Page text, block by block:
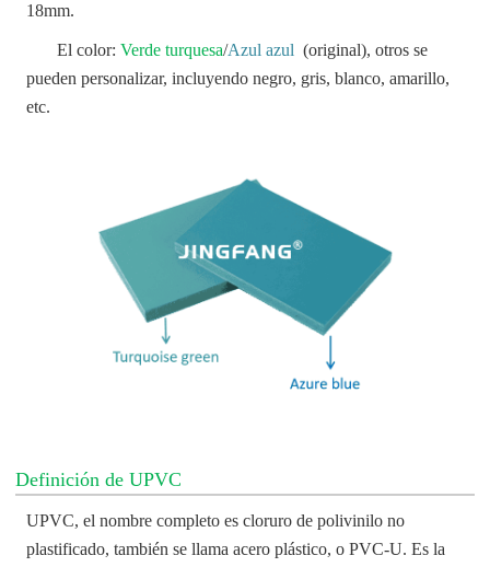
18mm.
El color:Verde turquesa/Azul azul (original), otros se
pueden personalizar, incluyendo negro, gris, blanco, amarillo,
etc.
Definición de UPVC
UPVC, el nombre completo es cloruro de polivinilo no
plastificado, también se llama acero plástico, o PVC-U. Es la